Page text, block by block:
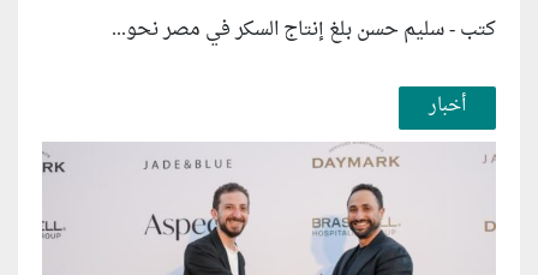
كتب - سليم حسن بلغ إنتاج السكر في مصر نحو...
أخبار